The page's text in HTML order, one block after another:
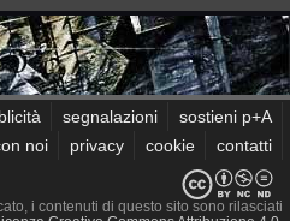
segnalazioni
sostieni p+A
noi
privacy cookie contatti
i contenuti di questo sito sono rilasciati